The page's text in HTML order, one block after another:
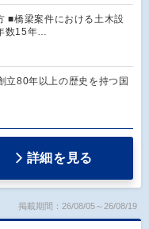
■橋梁案件における土木設
数15年…
立80年以上の歴史を持つ国
詳細を見る
掲載期間：26/08/05～26/08/19